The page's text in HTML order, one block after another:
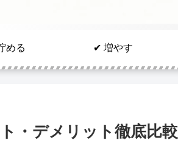
める ✔︎ 増やす
・デメリット徹底比較